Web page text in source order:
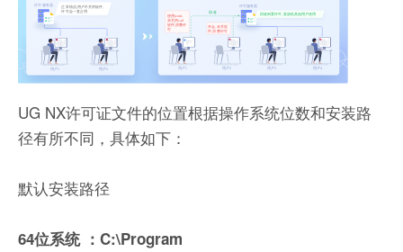
UG NX许可证文件的位置根据操作系统位数和安装路
径有所不同，具体如下：
默认安装路径
64位系统 ：C:\Program